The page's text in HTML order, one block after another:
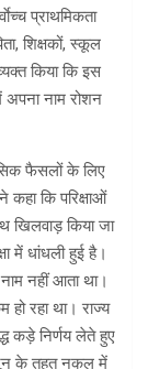
प्राथमिकता
शिक्षकों, स्कूल
किया कि इस
अपना नाम रोशन
फैसलों के लिए
कि परिक्षाओं
किया जा
में धांधली हुई है।
नहीं आता था।
हो रहा था। राज्य
कड़े निर्णय लेते हुए
के तहत नकल में